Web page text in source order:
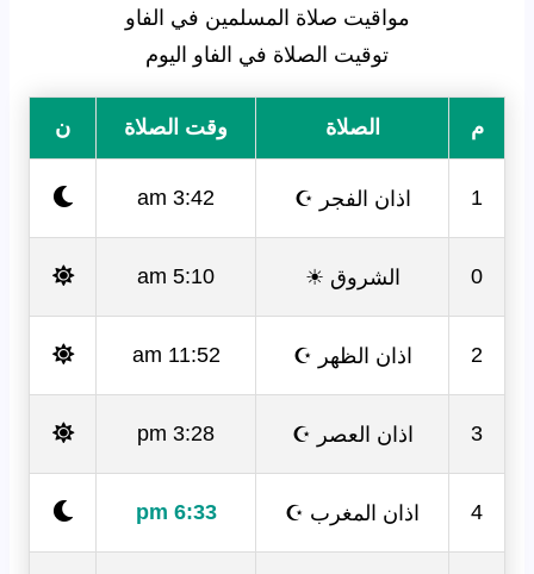
مواقيت صلاة المسلمين في الفاو
توقيت الصلاة في الفاو اليوم
م الصلاة وقت الصلاة ن
1 اذان الفجر ☪ 3:42 am
0 الشروق ☀ 5:10 am
2 اذان الظهر ☪ 11:52 am
3 اذان العصر ☪ 3:28 pm
4 اذان المغرب ☪ 6:33 pm